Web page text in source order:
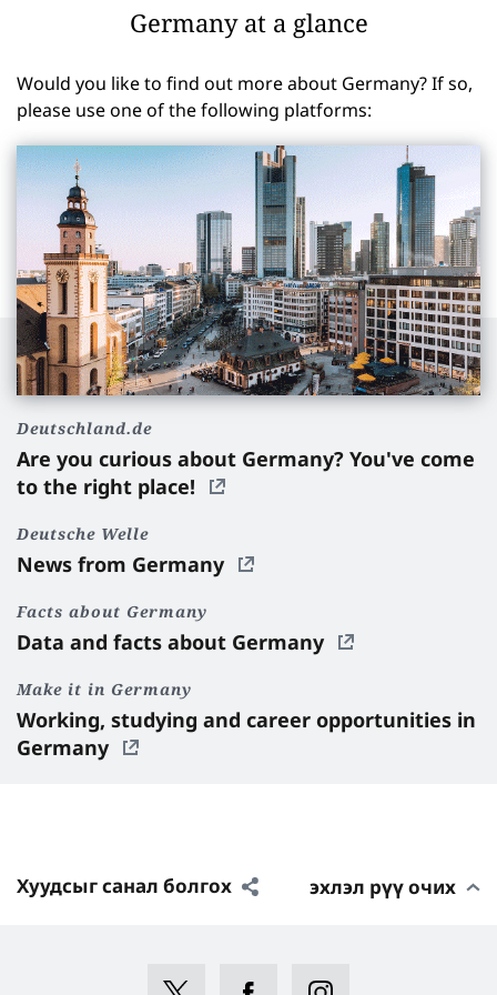
Germany at a glance
Would you like to find out more about Germany? If so,
please use one of the following platforms:
Deutschland.de
Are you curious about Germany? You've come
to the right place!
Deutsche Welle
News from Germany
Facts about Germany
Data and facts about Germany
Make it in Germany
Working, studying and career opportunities in
Germany
Хуудсыг санал болгох эхлэл рүү очих